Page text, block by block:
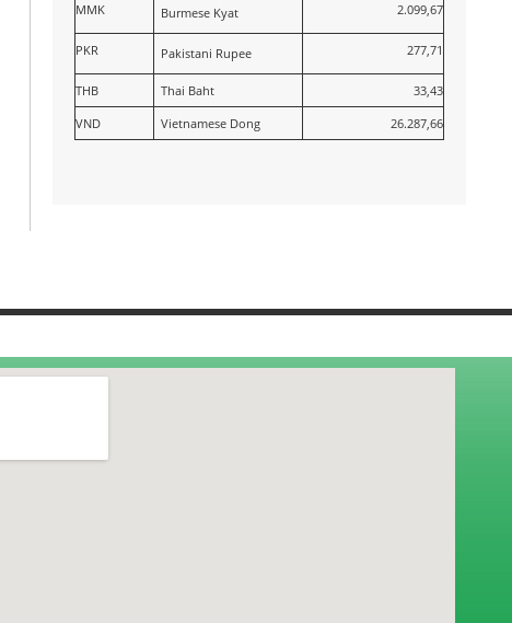
MMK Burmese Kyat 2.099,67
PKR Pakistani Rupee 277,71
THB Thai Baht
33,43
VND
Vietnamese Dong 26.287,66